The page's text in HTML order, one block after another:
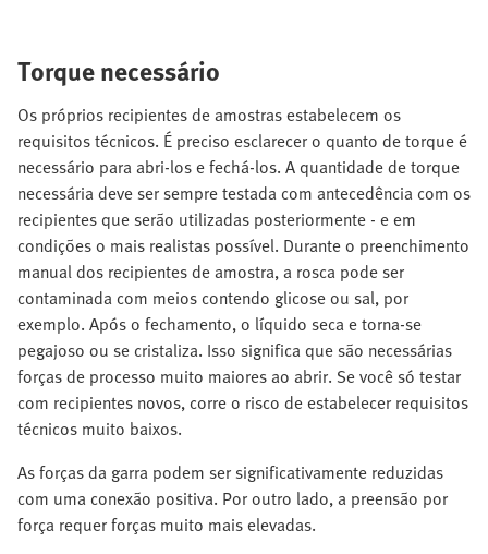
Torque necessário
Os próprios recipientes de amostras estabelecem os
requisitos técnicos. É preciso esclarecer o quanto de torque é
necessário para abri-los e fechá-los. A quantidade de torque
necessária deve ser sempre testada com antecedência com os
recipientes que serão utilizadas posteriormente - e em
condições o mais realistas possível. Durante o preenchimento
manual dos recipientes de amostra, a rosca pode ser
contaminada com meios contendo glicose ou sal, por
exemplo. Após o fechamento, o líquido seca e torna-se
pegajoso ou se cristaliza. Isso significa que são necessárias
forças de processo muito maiores ao abrir. Se você só testar
com recipientes novos, corre o risco de estabelecer requisitos
técnicos muito baixos.
As forças da garra podem ser significativamente reduzidas
com uma conexão positiva. Por outro lado, a preensão por
força requer forças muito mais elevadas.